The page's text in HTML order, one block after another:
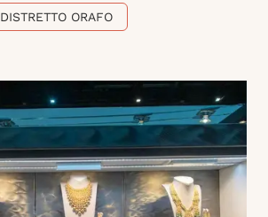
DISTRETTO ORAFO